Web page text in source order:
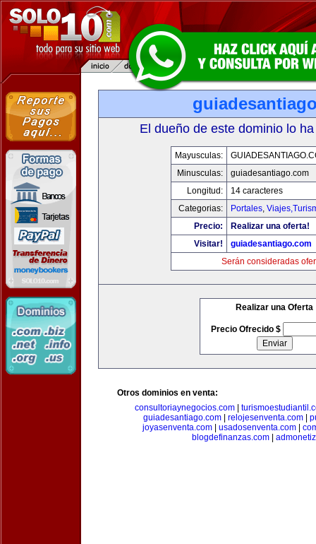
El dueño de este dominio lo
Mayusculas:
Minusculas:
guiadesantiago.com
Longitud:
14 caracteres
Categorias:
Portales,
Precio:
Realizar una oferta!
Visitar!
guiadesantiago.com
Serán consideradas
Realizar una Oferta
Precio Ofrecido $
Otros dominios en venta:
consultoriaynegocios.com
guiadesantiago.com| relojesenventa.com|
joyasenventa.com
usadosenventa.com
blogdefinanzas.com|